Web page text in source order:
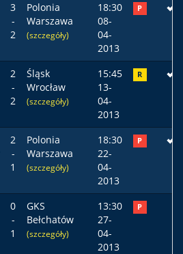
3
-
2
Polonia
Warszawa
(szczegóły)
18:30
08-
04-
2013
P
2
-
2
Śląsk
Wrocław
(szczegóły)
15:45
13-
04-
2013
R
2
-
1
Polonia
Warszawa
(szczegóły)
18:30
22-
04-
2013
P
0
-
1
GKS
Bełchatów
(szczegóły)
13:30
27-
04-
2013
P